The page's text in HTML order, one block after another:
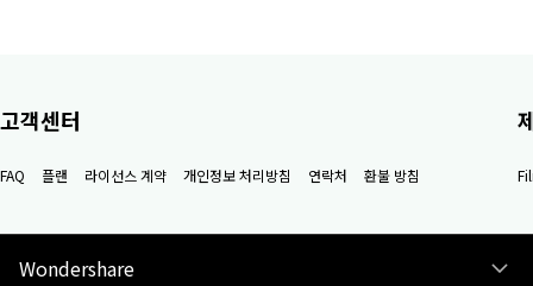
고객센터
FAQ 플랜 라이선스 계약 개인정보 처리방침 연락처 환불 방침
Wondershare